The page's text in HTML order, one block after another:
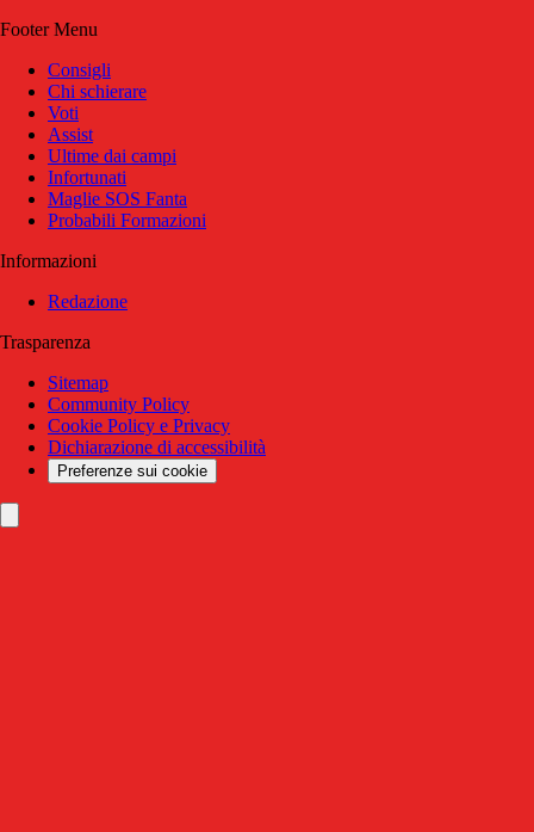
Footer Menu
Consigli
Chi schierare
Voti
Assist
Ultime dai campi
Infortunati
Maglie SOS Fanta
Probabili Formazioni
Informazioni
Redazione
Trasparenza
Sitemap
Community Policy
Cookie Policy e Privacy
Dichiarazione di accessibilità
Preferenze sui cookie